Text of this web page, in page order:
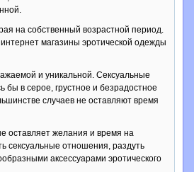
на собственный возрастной период.
магазины эротической одежды
и уникальной. Сексуальные
в серое, грустное и безрадостное
случаев не оставляют время
оставляет желания и время на
сексуальные отношения, раздуть
аксессуарами эротического